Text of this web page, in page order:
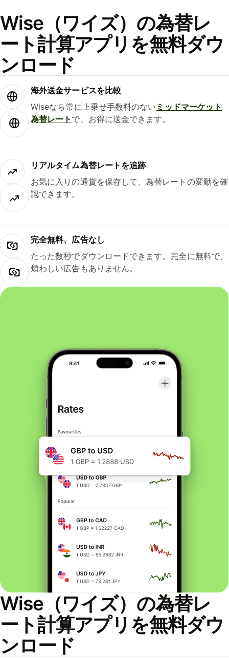
Wise（ワイズ）の為替レ
ート計算アプリを無料ダウ
ンロード
海外送金サービスを比較
Wiseなら常に上乗せ手数料のない ミッドマーケット
為替レート で、お得に送金できます。
リアルタイム為替レートを追跡
お気に入りの通貨を保存して、為替レートの変動を確
認できます。
完全無料、広告なし
たった数秒でダウンロードできます。完全に無料で、
煩わしい広告もありません。
Wise（ワイズ）の為替レ
ート計算アプリを無料ダウ
ンロード